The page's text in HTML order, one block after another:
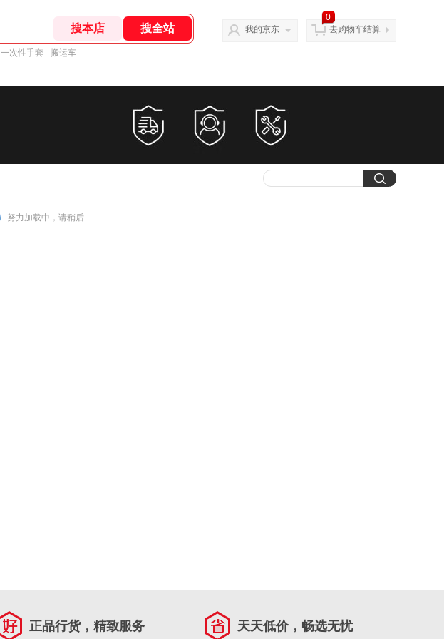
一次性手套 搬运车
我的京东
0
去购物车结算
努力加载中，请稍后...
正品行货，精致服务 天天低价，畅选无忧